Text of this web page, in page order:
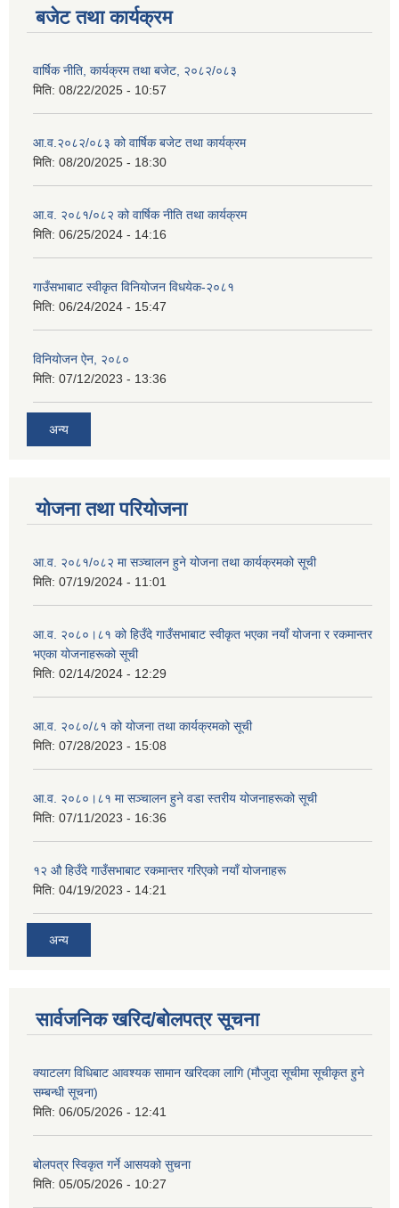
बजेट तथा कार्यक्रम
वार्षिक नीति, कार्यक्रम तथा बजेट, २०८२/०८३
मिति: 08/22/2025 - 10:57
आ.व.२०८२/०८३ को वार्षिक बजेट तथा कार्यक्रम
मिति: 08/20/2025 - 18:30
आ.व. २०८१/०८२ को वार्षिक नीति तथा कार्यक्रम
मिति: 06/25/2024 - 14:16
गाउँसभाबाट स्वीकृत विनियोजन विधयेक-२०८१
मिति: 06/24/2024 - 15:47
विनियोजन ऐन, २०८०
मिति: 07/12/2023 - 13:36
अन्य
योजना तथा परियोजना
आ.व. २०८१/०८२ मा सञ्चालन हुने योजना तथा कार्यक्रमको सूची
मिति: 07/19/2024 - 11:01
आ.व. २०८०।८१ को हिउँदे गाउँसभाबाट स्वीकृत भएका नयाँ योजना र रकमान्तर
भएका योजनाहरूको सूची
मिति: 02/14/2024 - 12:29
आ.व. २०८०/८१ को योजना तथा कार्यक्रमको सूची
मिति: 07/28/2023 - 15:08
आ.व. २०८०।८१ मा सञ्चालन हुने वडा स्तरीय योजनाहरूको सूची
मिति: 07/11/2023 - 16:36
१२ औ हिउँदे गाउँसभाबाट रकमान्तर गरिएको नयाँ योजनाहरू
मिति: 04/19/2023 - 14:21
अन्य
सार्वजनिक खरिद/बोलपत्र सूचना
क्याटलग विधिबाट आवश्यक सामान खरिदका लागि (मौजुदा सूचीमा सूचीकृत हुने
सम्बन्धी सूचना)
मिति: 06/05/2026 - 12:41
बोलपत्र स्विकृत गर्ने आसयको सुचना
मिति: 05/05/2026 - 10:27